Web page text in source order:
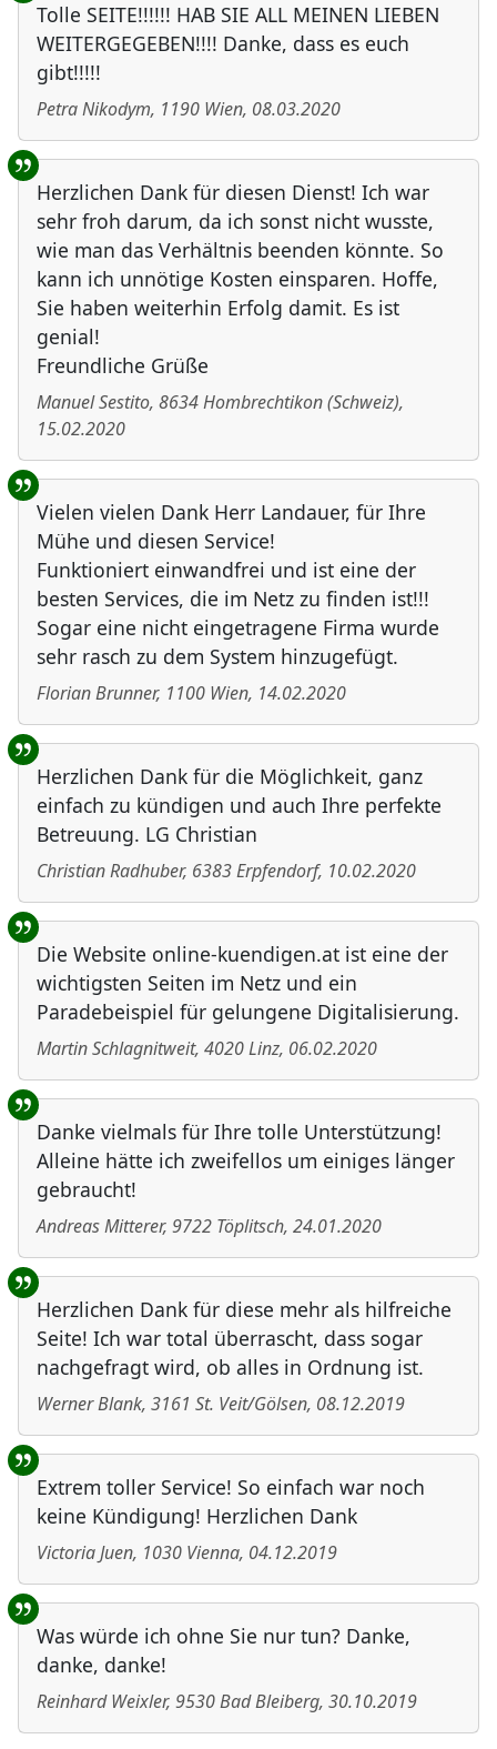
Tolle SEITE!!!!!! HAB SIE ALL MEINEN LIEBEN
WEITERGEGEBEN!!!! Danke, dass es euch
gibt!!!!!
Petra Nikodym, 1190 Wien, 08.03.2020
Herzlichen Dank für diesen Dienst! Ich war
sehr froh darum, da ich sonst nicht wusste,
wie man das Verhältnis beenden könnte. So
kann ich unnötige Kosten einsparen. Hoffe,
Sie haben weiterhin Erfolg damit. Es ist
genial!
Freundliche Grüße
Manuel Sestito, 8634Hombrechtikon(Schweiz),
15.02.2020
Vielen vielen Dank Herr Landauer, für Ihre
Mühe und diesen Service!
Funktioniert einwandfrei und ist eine der
besten Services, die im Netz zu finden ist!!!
Sogar eine nicht eingetragene Firma wurde
sehr rasch zu dem System hinzugefügt.
Florian Brunner, 1100 Wien, 14.02.2020
Herzlichen Dank für die Möglichkeit, ganz
einfach zu kündigen und auch Ihre perfekte
Betreuung. LG Christian
Christian Radhuber, 6383Erpfendorf, 10.02.2020
Die Website online-kuendigen.at ist eine der
wichtigsten Seiten im Netz und ein
Paradebeispiel für gelungene Digitalisierung.
Martin Schlagnitweit, 4020Linz, 06.02.2020
Danke vielmals für Ihre tolle Unterstützung!
Alleine hätte ich zweifellos um einiges länger
gebraucht!
Andreas Mitterer, 9722 Töplitsch, 24.01.2020
Herzlichen Dank für diese mehr als hilfreiche
Seite! Ich war total überrascht, dass sogar
nachgefragt wird, ob alles in Ordnung ist.
Werner Blank, 3161 St. Veit/Gölsen, 08.12.2019
Extrem toller Service! So einfach war noch
keine Kündigung! Herzlichen Dank
Victoria Juen, 1030 Vienna, 04.12.2019
Was würde ich ohne Sie nur tun? Danke,
danke, danke!
Reinhard Weixler, 9530Bad Bleiberg, 30.10.2019